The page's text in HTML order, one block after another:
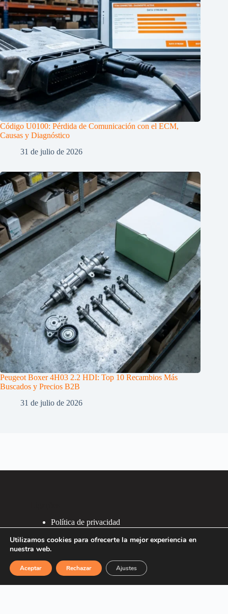
Código U0100: Pérdida de Comunicación con el ECM,
Causas y Diagnóstico
31 de julio de 2026
Peugeot Boxer 4H03 2.2 HDI: Top 10 Recambios Más
Buscados y Precios B2B
31 de julio de 2026
Política de privacidad
2007 - 2026 ®
Recafacil S.L.
Utilizamos cookies para ofrecerte la mejor experiencia en
nuestra web.
Aceptar Rechazar Ajustes